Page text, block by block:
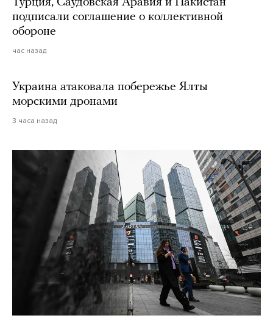
Турция, Саудовская Аравия и Пакистан
подписали соглашение о коллективной
обороне
час назад
Украина атаковала побережье Ялты
морскими дронами
3 часа назад